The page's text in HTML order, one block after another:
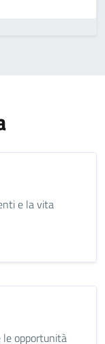
e la vita
le opportunità